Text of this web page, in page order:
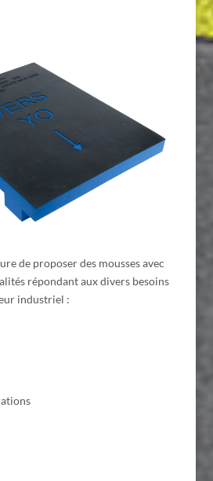
de proposer des mousses avec
répondant aux divers besoins
industriel :